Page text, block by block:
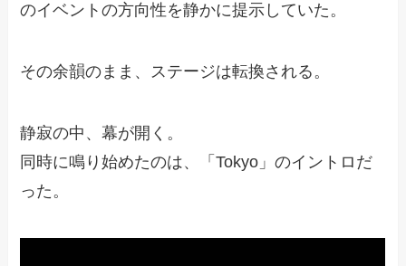
のイベントの方向性を静かに提示していた。
その余韻のまま、ステージは転換される。
静寂の中、幕が開く。
同時に鳴り始めたのは、「Tokyo」のイントロだ
った。